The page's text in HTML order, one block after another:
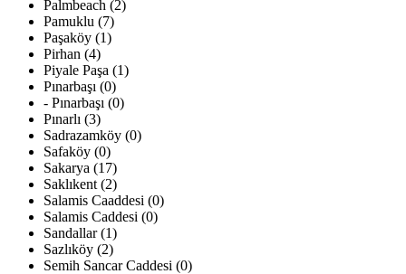
Palmbeach (2)
Pamuklu (7)
Paşaköy (1)
Pirhan (4)
Piyale Paşa (1)
Pınarbaşı (0)
- Pınarbaşı (0)
Pınarlı (3)
Sadrazamköy (0)
Safaköy (0)
Sakarya (17)
Saklıkent (2)
Salamis Caaddesi (0)
Salamis Caddesi (0)
Sandallar (1)
Sazlıköy (2)
Semih Sancar Caddesi (0)